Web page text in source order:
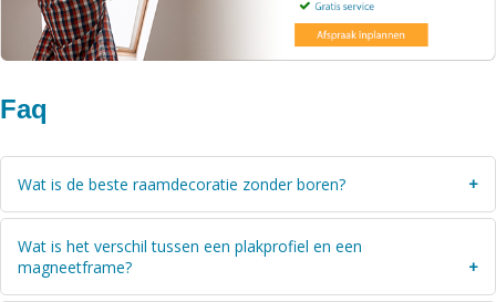
Faq
Wat is de beste raamdecoratie zonder boren?
Welke raamdecoratie het beste past, hangt vooral af van het
raam en jouw wensen. Een plisségordijn of jaloezie is praktisch
Wat is het verschil tussen een plakprofiel en een
magneetframe?